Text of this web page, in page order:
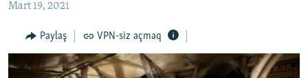
FƏRQƏ BAX
QANUNI DOĞRU
ARAŞDIRMA
Mart 19, 2021
Paylaş VPN-siz açmaq